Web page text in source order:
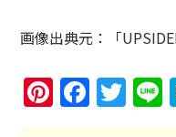
画像出典元：「
Pinterest